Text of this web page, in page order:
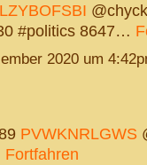
#politics 8647…
2020 um
PVWKNRLGWS
Fortfahren